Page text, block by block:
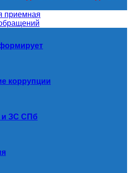
приемная
коррупции
и ЗС СПб